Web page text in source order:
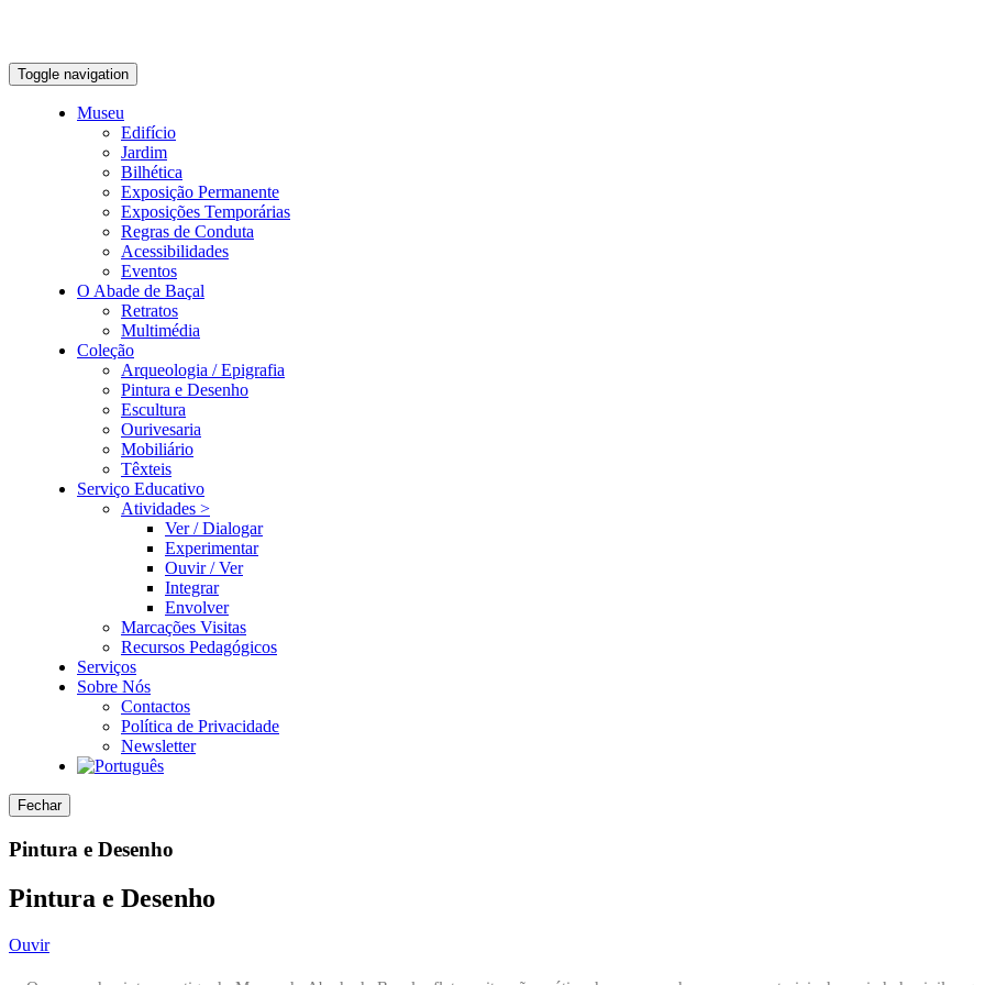
Toggle navigation
Museu
Edifício
Jardim
Bilhética
Exposição Permanente
Exposições Temporárias
Regras de Conduta
Acessibilidades
Eventos
O Abade de Baçal
Retratos
Multimédia
Coleção
Arqueologia / Epigrafia
Pintura e Desenho
Escultura
Ourivesaria
Mobiliário
Têxteis
Serviço Educativo
Atividades >
Ver / Dialogar
Experimentar
Ouvir / Ver
Integrar
Envolver
Marcações Visitas
Recursos Pedagógicos
Serviços
Sobre Nós
Contactos
Política de Privacidade
Newsletter
Fechar
Pintura e Desenho
Pintura e Desenho
Ouvir